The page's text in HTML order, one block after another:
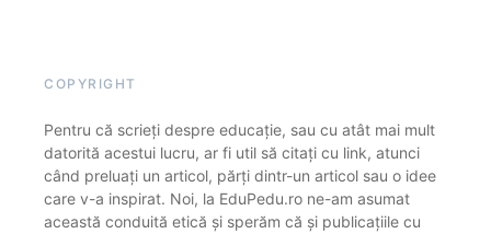
COPYRIGHT
Pentru că scrieți despre educație, sau cu atât mai mult
datorită acestui lucru, ar fi util să citați cu link, atunci
când preluați un articol, părți dintr-un articol sau o idee
care v-a inspirat. Noi, la EduPedu.ro ne-am asumat
această conduită etică și sperăm că și publicațiile cu